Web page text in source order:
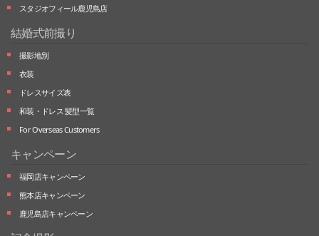
スタジオフィール鹿児島店
結婚式前撮り
撮影地別
衣装
ドレスサイズ表
和装・ドレス 髪型一覧
For Overseas Customers
キャンペーン
福岡店キャンペーン
熊本店キャンペーン
鹿児島店キャンペーン